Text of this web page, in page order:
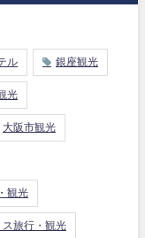
ル 銀座観光
光
大阪市観光
観光
ス旅行・観光